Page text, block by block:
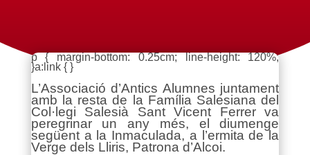
p { margin-bottom: 0.25cm; line-height: 120%;
}a:link { }
L’Associació d’Antics Alumnes juntament
amb la resta de la Família Salesiana del
Col·legi Salesià Sant Vicent Ferrer va
peregrinar un any més, el diumenge
següent a la Inmaculada, a l’ermita de la
Verge dels Lliris, Patrona d’Alcoi.